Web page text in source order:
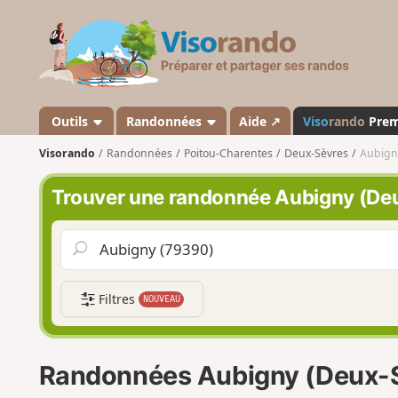
s
a
n
d
o
Outils Randonnées Aide ↗ Visorando
Visorando Randonnées Poitou-Charentes Deux-Sèvres
Trouver une randonnée Aubigny
Filtres NOUVEAU
Randonnées Aubigny (Deux-